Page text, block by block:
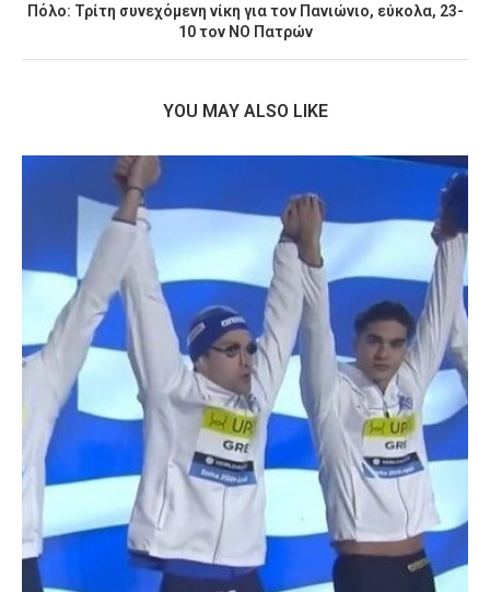
Πόλο: Τρίτη συνεχόμενη νίκη για τον Πανιώνιο, εύκολα, 23-
10 τον ΝΟ Πατρών
YOU MAY ALSO LIKE